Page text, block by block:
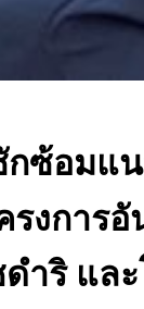
กซ้อมแ
งการอั
ำริ แล